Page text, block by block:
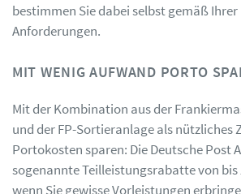
bestimmen Sie dabei selbst gemäß
Anforderungen.
MIT WENIG AUFWAND PORTO
Mit der Kombination aus der
und der FP-Sortieranlage als nützliches
Portokosten sparen: Die Deutsche Post
sogenannte Teilleistungsrabatte von bis
wenn Sie gewisse Vorleistungen